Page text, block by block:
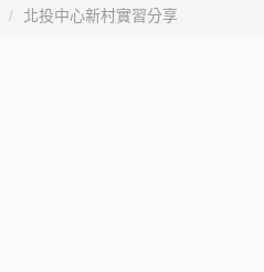
北投中心新村實習分享